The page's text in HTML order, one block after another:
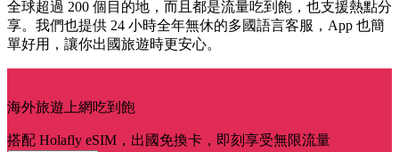
全球超過 200 個目的地，而且都是流量吃到飽，也支援熱點分
享。我們也提供 24 小時全年無休的多國語言客服，App 也簡
單好用，讓你出國旅遊時更安心。
海外旅遊上網吃到飽
搭配 Holafly eSIM，出國免換卡，即刻享受無限流量